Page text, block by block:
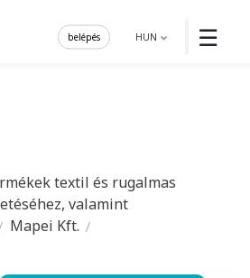
☰
HUN
belépés
textil és rugalmas
valamint
Mapei Kft.